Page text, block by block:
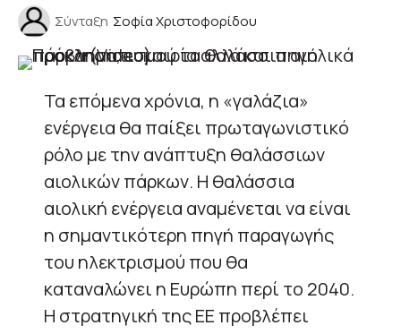
Σύνταξη Σοφία Χριστοφορίδου
Τα επόμενα χρόνια, η «γαλάζια»
ενέργεια θα παίξει πρωταγωνιστικό
ρόλο με την ανάπτυξη θαλάσσιων
αιολικών πάρκων. Η θαλάσσια
αιολική ενέργεια αναμένεται να είναι
η σημαντικότερη πηγή παραγωγής
του ηλεκτρισμού που θα
καταναλώνει η Ευρώπη περί το 2040.
Η στρατηγική της ΕΕ προβλέπει